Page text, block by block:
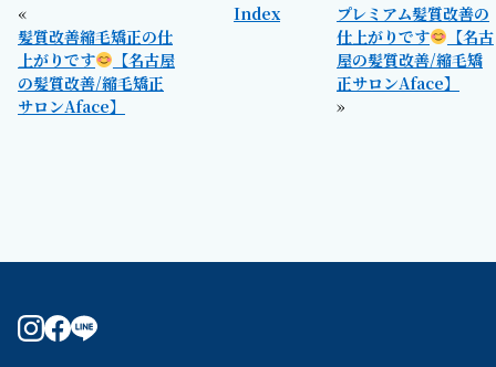
«
髪質改善縮毛矯正の仕
上がりです
【名古屋
の髪質改善/縮毛矯正
サロンAface】
Index
プレミアム髪質改善の
仕上がりです
【名古
屋の髪質改善/縮毛矯
正サロンAface】
»